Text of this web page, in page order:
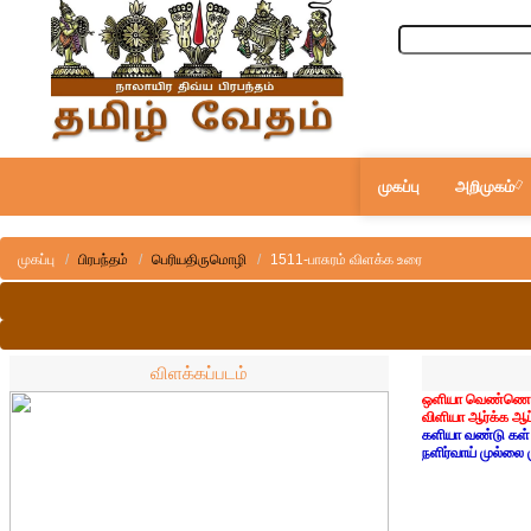
முகப்பு அறிமுகம்
முகப்பு பிரபந்தம் பெரியதிருமொழி 1511-பாசுரம் விளக்க உரை
விளக்கப்படம்
ஒளியா
விளியா ஆர்க்க
களியா வண்டு
நளிர்வாய் முல்லை